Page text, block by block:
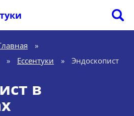
»
» Ессентуки » Эндоскопист
в